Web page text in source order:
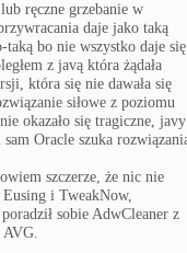
ręczne grzebanie w
daje jako taką
taką bo nie wszystko daje się
z javą która żądała
która się nie dawała się
siłowe z poziomu
okazało się tragiczne, javy
Oracle szuka
szczerze, że nic nie
Eusing i TweakNow,
sobie AdwCleaner z
AVG.